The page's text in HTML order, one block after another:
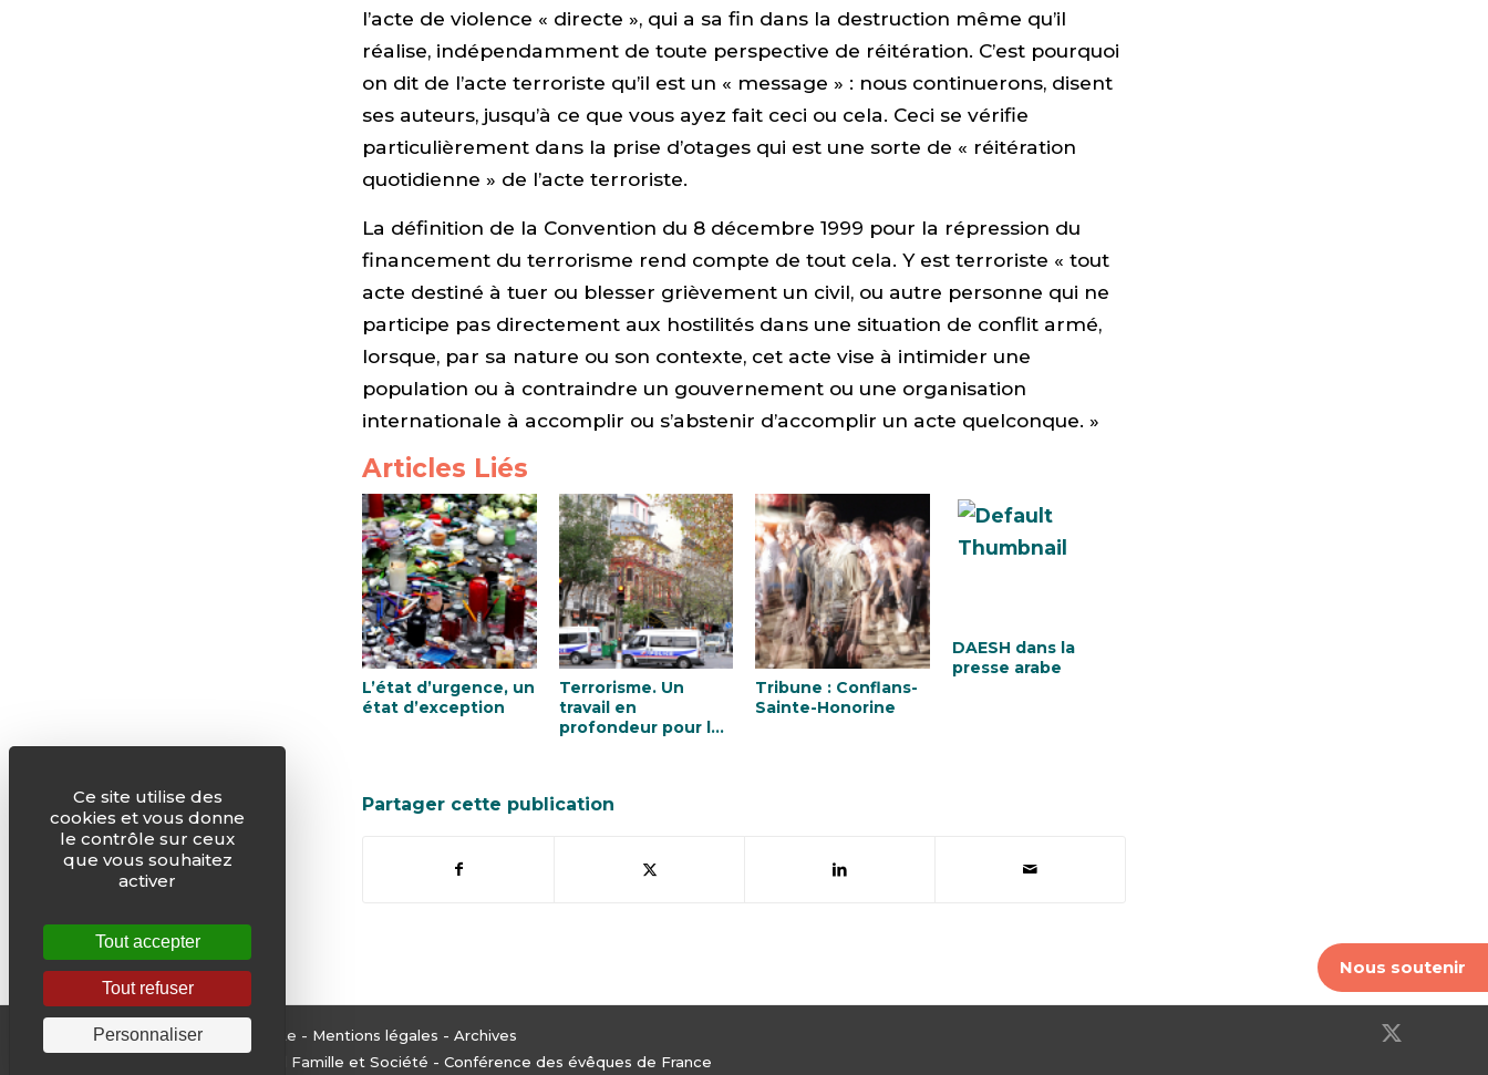
Nous soutenir
l’acte de violence « directe », qui a sa fin dans la destruction même qu’il
réalise, indépendamment de toute perspective de réitération. C’est pourquoi
on dit de l’acte terroriste qu’il est un « message » : nous continuerons, disent
ses auteurs, jusqu’à ce que vous ayez fait ceci ou cela. Ceci se vérifie
particulièrement dans la prise d’otages qui est une sorte de « réitération
quotidienne » de l’acte terroriste.
La définition de la Convention du 8 décembre 1999 pour la répression du
financement du terrorisme rend compte de tout cela. Y est terroriste « tout
acte destiné à tuer ou blesser grièvement un civil, ou autre personne qui ne
participe pas directement aux hostilités dans une situation de conflit armé,
lorsque, par sa nature ou son contexte, cet acte vise à intimider une
population ou à contraindre un gouvernement ou une organisation
internationale à accomplir ou s’abstenir d’accomplir un acte quelconque. »
Articles Liés
L’état d’urgence, un
état d’exception
Terrorisme. Un
travail en
profondeur pour la
Tribune : Conflans-
Sainte-Honorine
DAESH dans la
presse arabe
Partager cette publication
© Justice & Paix - Plan du site - Mentions légales - Archives
Edité par le Service National Famille et Société - Conférence des évêques de France
Ce site utilise des
cookies et vous donne
le contrôle sur ceux
que vous souhaitez
activer
Tout accepter
Tout refuser
Personnaliser